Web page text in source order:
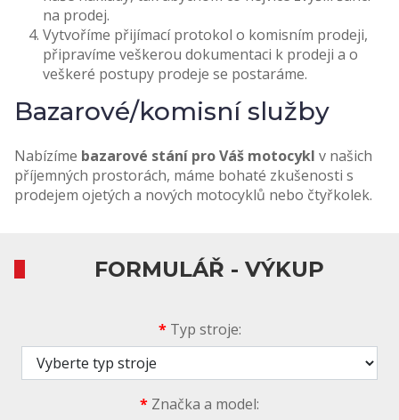
na prodej.
Vytvoříme přijímací protokol o komisním prodeji,
připravíme veškerou dokumentaci k prodeji a o
veškeré postupy prodeje se postaráme.
Bazarové/komisní služby
Nabízíme bazarové stání proVáš motocykl v našich
příjemných prostorách, máme bohaté zkušenosti s
prodejem ojetých a nových motocyklů nebo čtyřkolek.
FORMULÁŘ - VÝKUP
*Typ stroje:
* Značka a model: